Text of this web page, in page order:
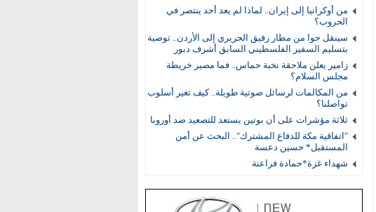
من أوكرانيا إلى إيران.. لماذا لم يعد أحد ينتصر في
الحروب؟
سينقل جوا من مطار رفيق الحريري إلى الأردن.. توصية
بتسليم السفير الفلسطيني السابق أشرف دبور
زامير يعلن ملاحقة نخبة حماس.. فما مصير خريطة
مجلس السلام؟
من المكالمات لرسائل صوتية طويلة.. كيف تغير أسلوب
تواصلنا؟
ثلاثة مؤشرات على أن بوتين يستعد للتصعيد ضد أوروبا
"اتفاقية مكة للدفاع المشترك".. البحث عن أمن
المستقبل* حسين دعسة
شهداء غزة*حمادة فراعنة